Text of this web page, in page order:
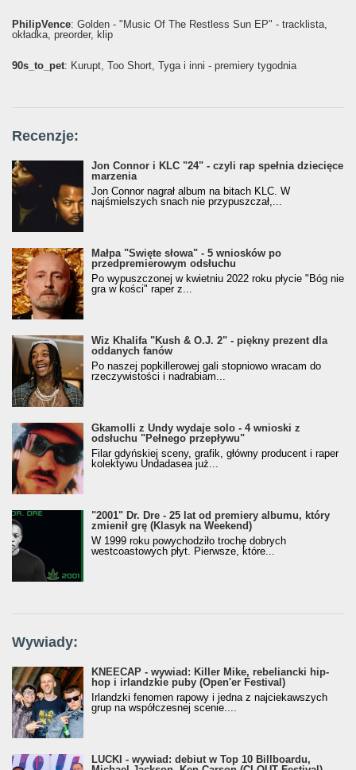
PhilipVence: Golden - "Music Of The Restless Sun EP" - tracklista,
okładka, preorder, klip
90s_to_pet: Kurupt, Too Short, Tyga i inni - premiery tygodnia
Recenzje:
Jon Connor i KLC "24" - czyli rap spełnia dziecięce
marzenia
Jon Connor nagrał album na bitach KLC. W
najśmielszych snach nie przypuszczał,...
Małpa "Święte słowa" - 5 wniosków po
przedpremierowym odsłuchu
Po wypuszczonej w kwietniu 2022 roku płycie "Bóg nie
gra w kości" raper z...
Wiz Khalifa "Kush & O.J. 2" - piękny prezent dla
oddanych fanów
Po naszej popkillerowej gali stopniowo wracam do
rzeczywistości i nadrabiam...
Gkamolli z Undy wydaje solo - 4 wnioski z
odsłuchu "Pełnego przepływu"
Filar gdyńskiej sceny, grafik, główny producent i raper
kolektywu Undadasea już...
"2001" Dr. Dre - 25 lat od premiery albumu, który
zmienił grę (Klasyk na Weekend)
W 1999 roku powychodziło trochę dobrych
westcoastowych płyt. Pierwsze, które...
Wywiady:
KNEECAP - wywiad: Killer Mike, rebeliancki hip-
hop i irlandzkie puby (Open'er Festival)
Irlandzki fenomen rapowy i jedna z najciekawszych
grup na współczesnej scenie....
LUCKI - wywiad: debiut w Top 10 Billboardu,